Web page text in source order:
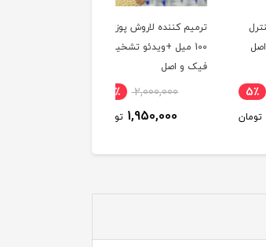
ترمیم کننده لاروش پوزای
100 میل +ویدئو تشخيص
فیک و اصل
2,000,000 3٪
1,950,000 تومان